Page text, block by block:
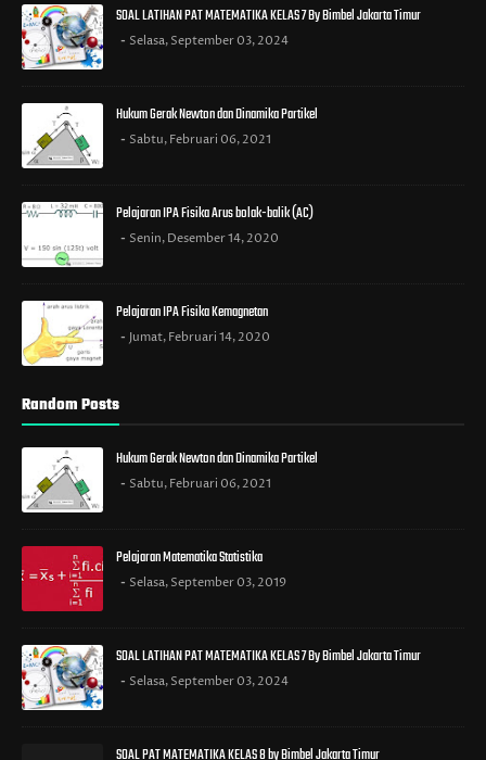
SOAL LATIHAN PAT MATEMATIKA KELAS 7 By Bimbel Jakarta Timur
Selasa, September 03, 2024
Hukum Gerak Newton dan Dinamika Partikel
Sabtu, Februari 06, 2021
Pelajaran IPA Fisika Arus bolak-balik (AC)
Senin, Desember 14, 2020
Pelajaran IPA Fisika Kemagnetan
Jumat, Februari 14, 2020
Random Posts
Hukum Gerak Newton dan Dinamika Partikel
Sabtu, Februari 06, 2021
Pelajaran Matematika Statistika
Selasa, September 03, 2019
SOAL LATIHAN PAT MATEMATIKA KELAS 7 By Bimbel Jakarta Timur
Selasa, September 03, 2024
SOAL PAT MATEMATIKA KELAS 8 by Bimbel Jakarta Timur